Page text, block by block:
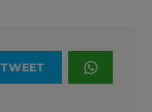
TWEET